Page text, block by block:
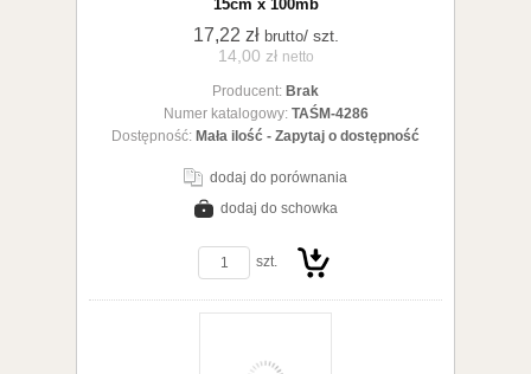
koszyka
15cm x 100mb
17,22 zł brutto/ szt.
14,00 zł netto
Producent: Brak
Numer katalogowy: TAŚM-4286
Dostępność: Mała ilość - Zapytaj o dostępność
dodaj do porównania
dodaj do schowka
szt.